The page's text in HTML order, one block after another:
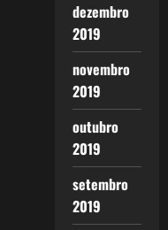
dezembro
2019
novembro
2019
outubro
2019
setembro
2019